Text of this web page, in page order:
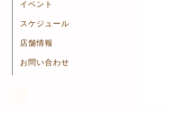
イベント
スケジュール
店舗情報
お問い合わせ